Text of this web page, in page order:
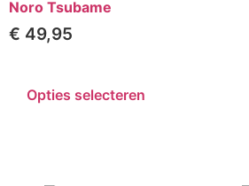
Noro Tsubame
€ 49,95
Opties selecteren